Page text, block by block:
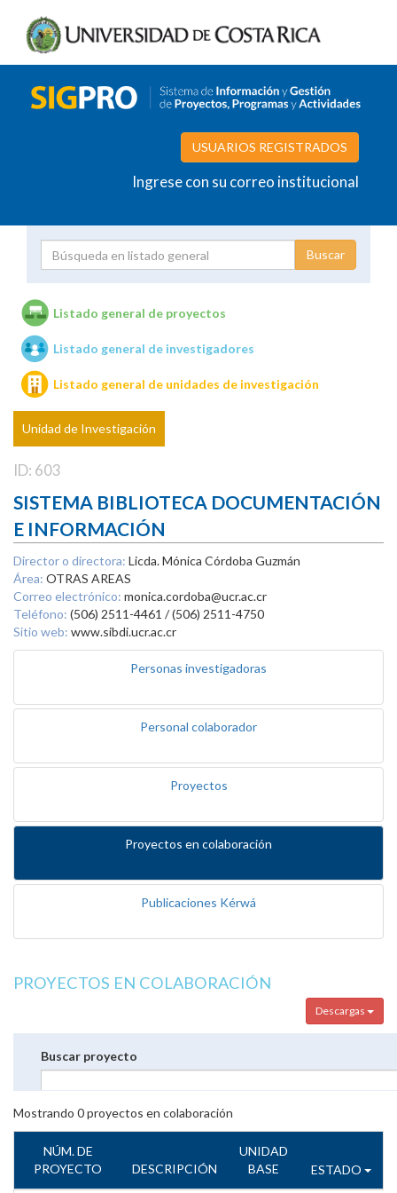
USUARIOS REGISTRADOS
Ingrese con su correo institucional
Unidades de investigación
Listado general de proyectos
Listado general de investigadores
Listado general de unidades de investigación
Unidad de Investigación
ID: 603
SISTEMA BIBLIOTECA DOCUMENTACIÓN
E INFORMACIÓN
Director o directora: Licda. Mónica Córdoba Guzmán
Área: OTRAS AREAS
Correo electrónico: monica.cordoba@ucr.ac.cr
Teléfono: (506) 2511-4461 / (506) 2511-4750
Sitio web: www.sibdi.ucr.ac.cr
Personas investigadoras
Personal colaborador
Proyectos
Proyectos en colaboración
Publicaciones Kérwá
PROYECTOS EN COLABORACIÓN
Descargas
Buscar proyecto
Mostrando 0proyectos en colaboración
NÚM. DE
PROYECTO
DESCRIPCIÓN
UNIDAD
BASE
ESTADO